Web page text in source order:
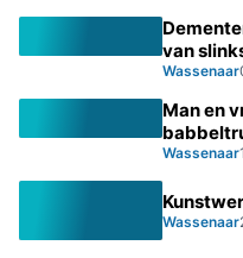
van
Wassenaar
Man en
Wassenaar
Wassenaar